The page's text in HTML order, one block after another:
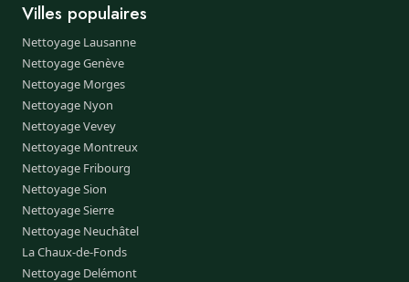
Villes populaires
Nettoyage Lausanne
Nettoyage Genève
Nettoyage Morges
Nettoyage Nyon
Nettoyage Vevey
Nettoyage Montreux
Nettoyage Fribourg
Nettoyage Sion
Nettoyage Sierre
Nettoyage Neuchâtel
La Chaux-de-Fonds
Nettoyage Delémont